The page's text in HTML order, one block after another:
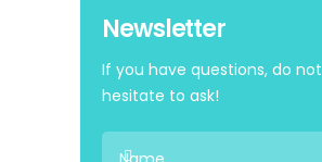
Newsletter
If you have questions, do not
hesitate to ask!